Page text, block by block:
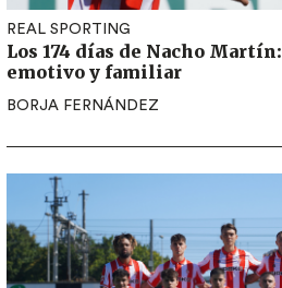
REAL SPORTING
Los 174 días de Nacho
emotivo y familiar
BORJA FERNÁNDEZ